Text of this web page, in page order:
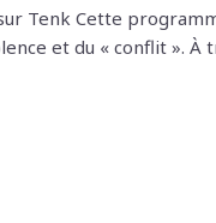
Tenk Cette
et du « conflit ».